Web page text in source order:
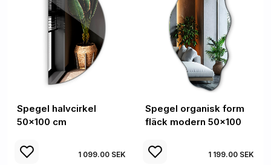
Spegel halvcirkel
50x100 cm
1 099.00 SEK
Spegel organisk form
fläck modern 50x100
1 199.00 SEK